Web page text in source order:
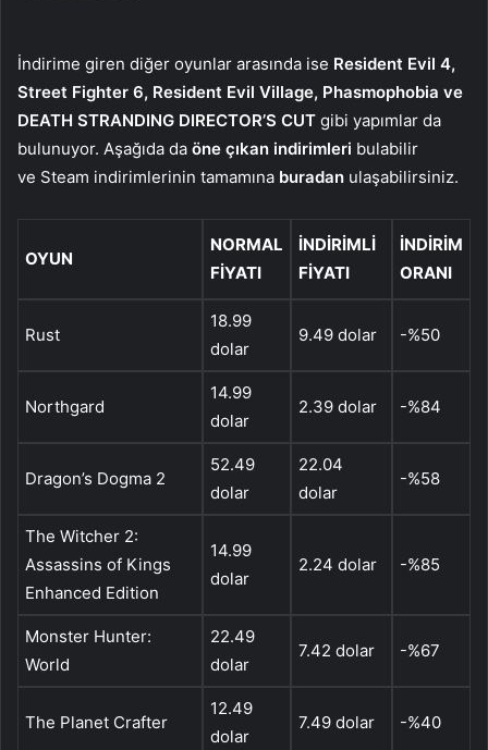
İndirime giren diğer oyunlar arasında ise Resident Evil 4,
Street Fighter 6, Resident Evil Village, Phasmophobia ve
DEATH STRANDING DIRECTOR’S CUT gibi yapımlar da
bulunuyor. Aşağıda da öne çıkan indirimleri bulabilir
ve Steam indirimlerinin tamamına buradan ulaşabilirsiniz.
OYUN
NORMAL
FIYATI
İNDIRIMLI
FIYATI
İNDIRIM
ORANI
Rust
18.99
dolar
9.49 dolar -%50
Northgard
14.99
dolar
2.39 dolar -%84
Dragon’s Dogma 2
52.49
dolar
22.04
dolar
-%58
The Witcher 2:
Assassins of Kings
Enhanced Edition
14.99
dolar
2.24 dolar -%85
Monster Hunter:
World
22.49
dolar
7.42 dolar -%67
The Planet Crafter
12.49
dolar
7.49 dolar -%40